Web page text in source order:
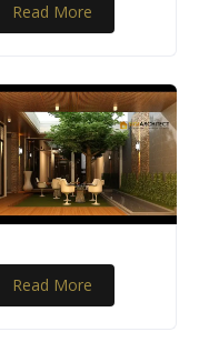
Read More
Read More